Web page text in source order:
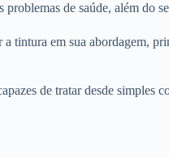
de saúde, além do
tintura em sua abordagem,
de tratar desde simples